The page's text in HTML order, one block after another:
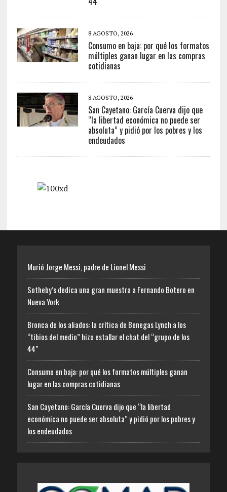
8 AGOSTO, 2026
Consumo en baja: por qué los formatos
múltiples ganan lugar en las compras
cotidianas
8 AGOSTO, 2026
San Cayetano: García Cuerva dijo que
“la libertad económica no puede ser
absoluta” y pidió por los pobres y los
endeudados
Murió Jorge Messi, padre de Lionel Messi
Sotheby’s dedica una gran muestra a Fernando Botero en
Nueva York
Bronca de los aliados: la crítica de Benegas Lynch a los
“tibios del medio” hizo estallar el chat del “grupo de los
44″
Consumo en baja: por qué los formatos múltiples ganan
lugar en las compras cotidianas
San Cayetano: García Cuerva dijo que “la libertad
económica no puede ser absoluta” y pidió por los pobres y
los endeudados